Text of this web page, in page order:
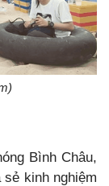
Bình Châu,
kinh nghiệm